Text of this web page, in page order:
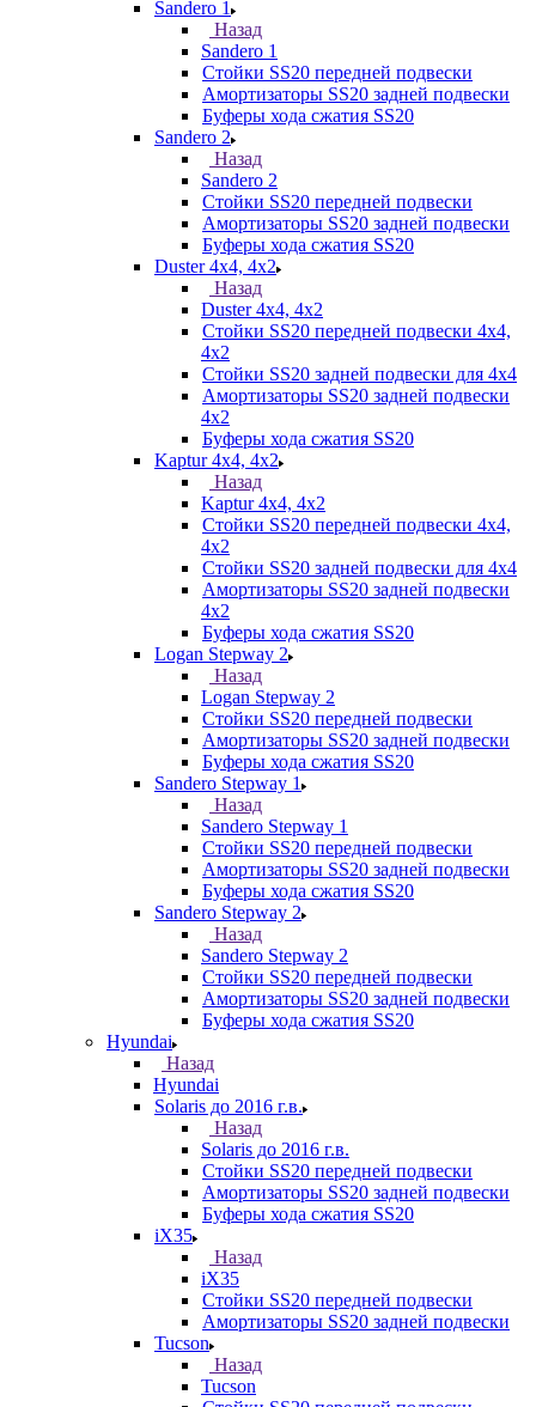
Sandero 1
Назад
Sandero 1
Стойки SS20 передней подвески
Амортизаторы SS20 задней подвески
Буферы хода сжатия SS20
Sandero 2
Назад
Sandero 2
Стойки SS20 передней подвески
Амортизаторы SS20 задней подвески
Буферы хода сжатия SS20
Duster 4х4, 4x2
Назад
Duster 4х4, 4x2
Стойки SS20 передней подвески 4х4,
4x2
Стойки SS20 задней подвески для 4х4
Амортизаторы SS20 задней подвески
4х2
Буферы хода сжатия SS20
Kaptur 4х4, 4х2
Назад
Kaptur 4х4, 4х2
Стойки SS20 передней подвески 4х4,
4x2
Стойки SS20 задней подвески для 4х4
Амортизаторы SS20 задней подвески
4х2
Буферы хода сжатия SS20
Logan Stepway 2
Назад
Logan Stepway 2
Стойки SS20 передней подвески
Амортизаторы SS20 задней подвески
Буферы хода сжатия SS20
Sandero Stepway 1
Назад
Sandero Stepway 1
Стойки SS20 передней подвески
Амортизаторы SS20 задней подвески
Буферы хода сжатия SS20
Sandero Stepway 2
Назад
Sandero Stepway 2
Стойки SS20 передней подвески
Амортизаторы SS20 задней подвески
Буферы хода сжатия SS20
Hyundai
Назад
Hyundai
Solaris до 2016 г.в.
Назад
Solaris до 2016 г.в.
Стойки SS20 передней подвески
Амортизаторы SS20 задней подвески
Буферы хода сжатия SS20
iX35
Назад
iX35
Стойки SS20 передней подвески
Амортизаторы SS20 задней подвески
Tucson
Назад
Tucson